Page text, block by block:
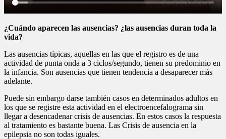
¿Cuándo aparecen las ausencias? ¿las ausencias duran toda la
vida?
Las ausencias típicas, aquellas en las que el registro es de una
actividad de punta onda a 3 ciclos/segundo, tienen su predominio en
la infancia. Son ausencias que tienen tendencia a desaparecer más
adelante.
Puede sin embargo darse también casos en determinados adultos en
los que se registre esta actividad en el electroencefalograma sin
llegar a desencadenar crisis de ausencias. En estos casos la respuesta
al tratamiento es bastante buena. Las Crisis de ausencia en la
epilepsia no son todas iguales.